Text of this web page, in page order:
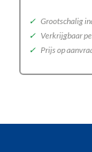
✓ Grootschalig
✓ Verkrijgbaar
✓ Prijs op